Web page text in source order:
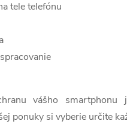
tele telefónu
vášho smartphonu
ponuky si vyberie určite